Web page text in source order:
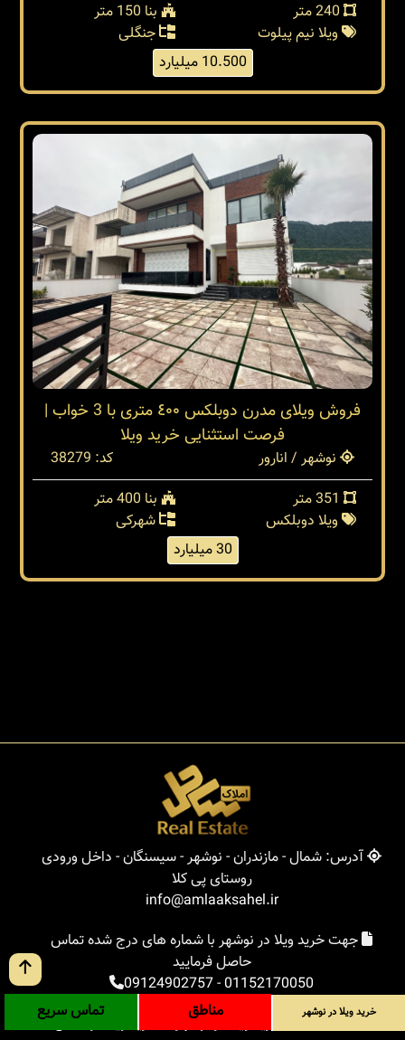
بنا 150 متر
ویلا نیم پیلوت
جنگلی
10.500 میلیارد
فروش ویلای مدرن دوبلکس ٤٠٠ متری با 3 خواب |
فرصت استثنایی خرید ویلا
نوشهر / انارور
کد: 38279
بنا 400 متر
ویلا دوبلکس
شهرکی
30 میلیارد
آدرس: شمال - مازندران - نوشهر - سیسنگان - داخل ورودی
روستای پی کلا
info@amlaaksahel.ir
جهت خرید ویلا در نوشهر با شماره های درج شده تماس
حاصل فرمایید
01152170050
-
09124902757
املاک ساحل
خرید ویلا در نوشهر
خرید ویلا در شمال
خرید ویلا در نوشهر مناطق تماس سریع